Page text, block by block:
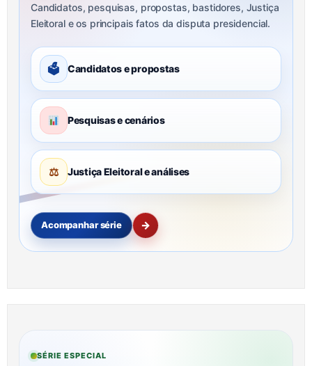
Candidatos, pesquisas, propostas, bastidores, Justiça
Eleitoral e os principais fatos da disputa presidencial.
🗳 Candidatos e propostas
Pesquisas e cenários
⚖ Justiça Eleitoral e análises
Acompanhar série →
SÉRIE ESPECIAL